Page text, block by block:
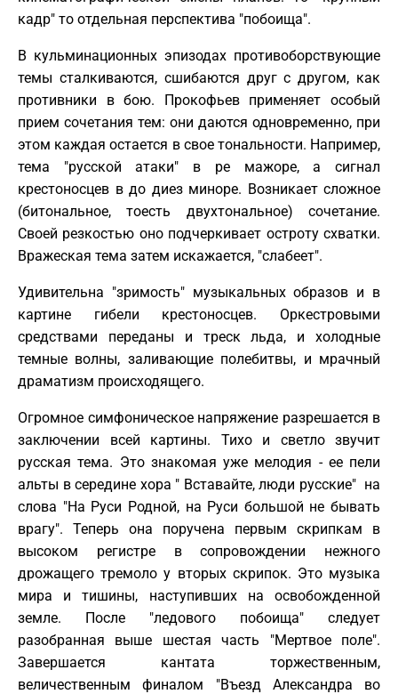
кадр" то отдельная перспектива "побоища".
В кульминационных эпизодах противоборствующие
темы сталкиваются, сшибаются друг с другом, как
противники в бою. Прокофьев применяет особый
прием сочетания тем: они даются одновременно, при
этом каждая остается в свое тональности. Например,
тема "русской атаки" в ре мажоре, а сигнал
крестоносцев в до диез миноре. Возникает сложное
(битональное, тоесть двухтональное) сочетание.
Своей резкостью оно подчеркивает остроту схватки.
Вражеская тема затем искажается, "слабеет".
Удивительна "зримость" музыкальных образов и в
картине гибели крестоносцев. Оркестровыми
средствами переданы и треск льда, и холодные
темные волны, заливающие полебитвы, и мрачный
драматизм происходящего.
Огромное симфоническое напряжение разрешается в
заключении всей картины. Тихо и светло звучит
русская тема. Это знакомая уже мелодия - ее пели
альты в середине хора " Вставайте, люди русские" на
слова "На Руси Родной, на Руси большой не бывать
врагу". Теперь она поручена первым скрипкам в
высоком регистре в сопровождении нежного
дрожащего тремоло у вторых скрипок. Это музыка
мира и тишины, наступивших на освобожденной
земле. После "ледового побоища" следует
разобранная выше шестая часть "Мертвое поле".
Завершается кантата торжественным,
величественным финалом "Въезд Александра во